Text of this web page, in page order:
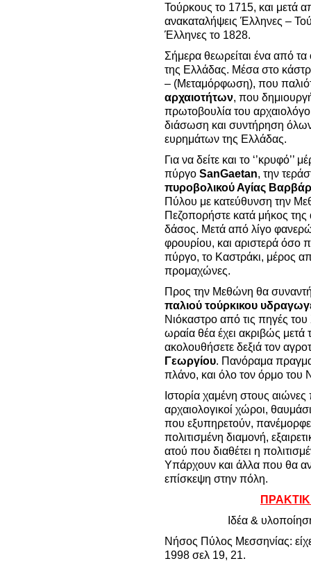
Τούρκους το 1715, και μετά
ανακαταλήψεις Έλληνες –
Έλληνες το 1828.
Σήμερα θεωρείται ένα από
της Ελλάδας. Μέσα στο
– (Μεταμόρφωση), που
αρχαιοτήτων, που
πρωτοβουλία του
διάσωση και συντήρηση
ευρημάτων της Ελλάδας.
Για να δείτε και το
πύργο SanGaetan, την
πυροβολικού Αγίας
Πύλου με κατεύθυνση την
Πεζοπορήστε κατά μήκος της
δάσος. Μετά από λίγο
φρουρίου, και αριστερά όσο
πύργο, το Καστράκι, μέρος
προμαχώνες.
Προς την Μεθώνη θα
παλιού τούρκικου
Νιόκαστρο από τις πηγές
ωραία θέα έχει ακριβώς μετά
ακολουθήσετε δεξιά τον
Γεωργίου. Πανόραμα
πλάνο, και όλο τον όρμο του
Ιστορία χαμένη στους
αρχαιολογικοί χώροι,
που εξυπηρετούν,
πολιτισμένη διαμονή,
ατού που διαθέτει η
Υπάρχουν και άλλα που θα
επίσκεψη στην πόλη.
Ιδέα &
Νήσος Πύλος Μεσσηνίας:
1998 σελ 19, 21.